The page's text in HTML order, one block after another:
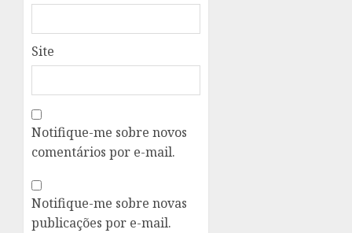
Site
Notifique-me sobre novos
comentários por e-mail.
Notifique-me sobre novas
publicações por e-mail.